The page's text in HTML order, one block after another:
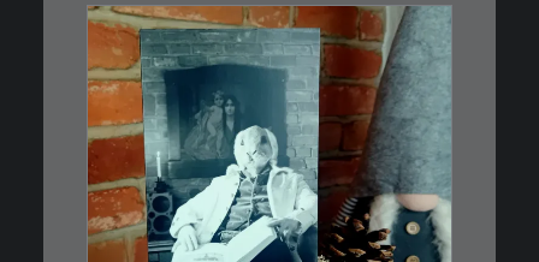
3,00
Limitierte Auflage. Original:
Abzug von 35mm…